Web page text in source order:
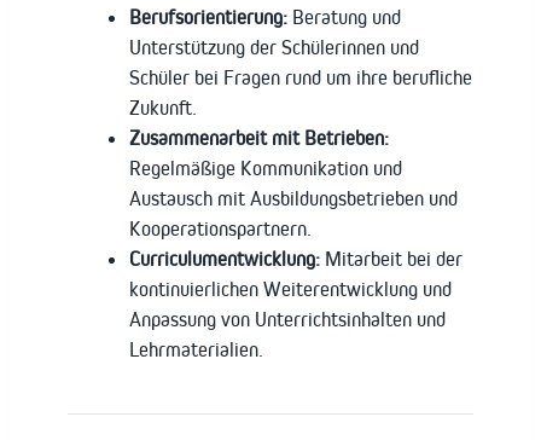
Berufsorientierung: Beratung und
Unterstützung der Schülerinnen und
Schüler bei Fragen rund um ihre berufliche
Zukunft.
Zusammenarbeit mit Betrieben:
Regelmäßige Kommunikation und
Austausch mit Ausbildungsbetrieben und
Kooperationspartnern.
Curriculumentwicklung: Mitarbeit bei der
kontinuierlichen Weiterentwicklung und
Anpassung von Unterrichtsinhalten und
Lehrmaterialien.